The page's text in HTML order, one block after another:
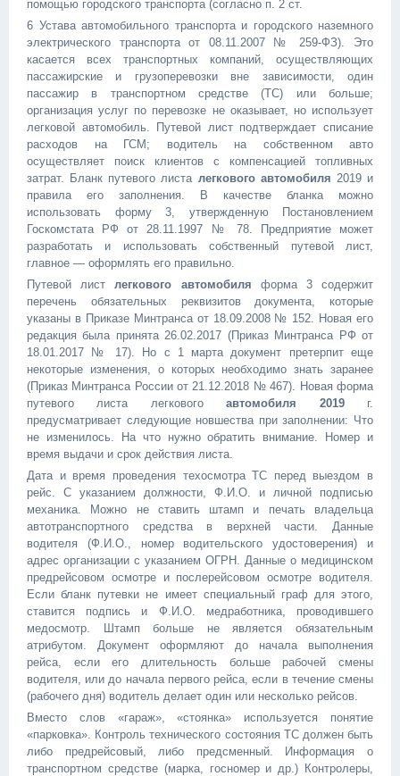
помощью городского транспорта (согласно п. 2 ст.
6 Устава автомобильного транспорта и городского наземного
электрического транспорта от 08.11.2007 № 259-ФЗ). Это
касается всех транспортных компаний, осуществляющих
пассажирские и грузоперевозки вне зависимости, один
пассажир в транспортном средстве (ТС) или больше;
организация услуг по перевозке не оказывает, но использует
легковой автомобиль. Путевой лист подтверждает списание
расходов на ГСМ; водитель на собственном авто
осуществляет поиск клиентов с компенсацией топливных
затрат. Бланк путевого листа легкового автомобиля 2019 и
правила его заполнения. В качестве бланка можно
использовать форму 3, утвержденную Постановлением
Госкомстата РФ от 28.11.1997 № 78. Предприятие может
разработать и использовать собственный путевой лист,
главное — оформлять его правильно.
Путевой листлегкового автомобиля форма 3 содержит
перечень обязательных реквизитов документа, которые
указаны в Приказе Минтранса от 18.09.2008 № 152. Новая его
редакция была принята 26.02.2017 (Приказ Минтранса РФ от
18.01.2017 № 17). Но с 1 марта документ претерпит еще
некоторые изменения, о которых необходимо знать заранее
(Приказ Минтранса России от 21.12.2018 № 467). Новая форма
путевого листа легковогоавтомобиля 2019г.
предусматривает следующие новшества при заполнении: Что
не изменилось. На что нужно обратить внимание. Номер и
время выдачи и срок действия листа.
Дата и время проведения техосмотра ТС перед выездом в
рейс. С указанием должности, Ф.И.О. и личной подписью
механика. Можно не ставить штамп и печать владельца
автотранспортного средства в верхней части. Данные
водителя (Ф.И.О., номер водительского удостоверения) и
адрес организации с указанием ОГРН. Данные о медицинском
предрейсовом осмотре и послерейсовом осмотре водителя.
Если бланк путевки не имеет специальный граф для этого,
ставится подпись и Ф.И.О. медработника, проводившего
медосмотр. Штамп больше не является обязательным
атрибутом. Документ оформляют до начала выполнения
рейса, если его длительность больше рабочей смены
водителя, или до начала первого рейса, если в течение смены
(рабочего дня) водитель делает один или несколько рейсов.
Вместо слов «гараж», «стоянка» используется понятие
«парковка». Контроль технического состояния ТС должен быть
либо предрейсовый, либо предсменный. Информация о
транспортном средстве (марка, госномер и др.) Контролеры,